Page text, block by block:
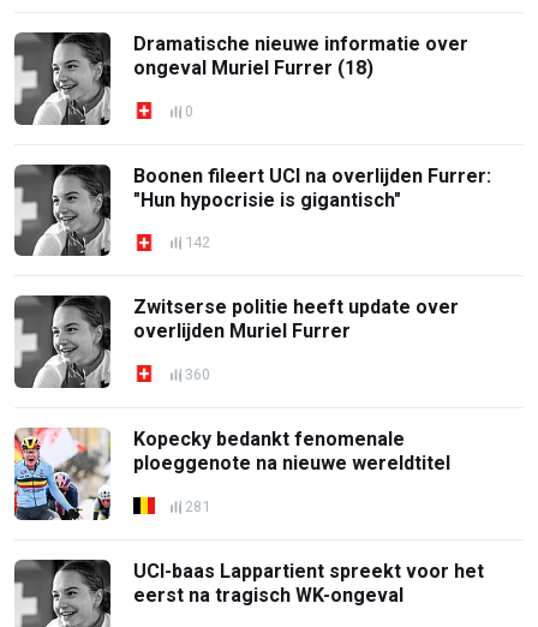
Dramatische nieuwe informatie over
ongeval Muriel Furrer (18)
0
Boonen fileert UCI na overlijden Furrer:
"Hun hypocrisie is gigantisch"
142
Zwitserse politie heeft update over
overlijden Muriel Furrer
360
Kopecky bedankt fenomenale
ploeggenote na nieuwe wereldtitel
281
UCI-baas Lappartient spreekt voor het
eerst na tragisch WK-ongeval